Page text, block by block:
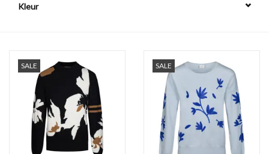
NIEUW BINNEN
Kleur
SALE SALE